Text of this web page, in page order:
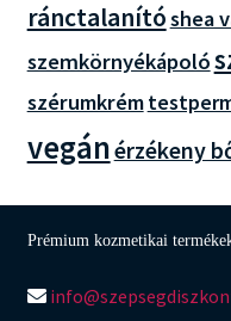
ránctalanítóshea
szemkörnyékápoló
szérumkrém
vegánérzékeny
Prémium kozmetikai